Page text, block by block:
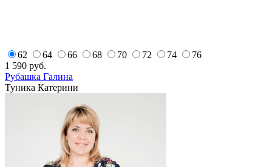
62 64 66 68 70 72 74
76
1 590 руб.
Рубашка Галина
Туника Катерини